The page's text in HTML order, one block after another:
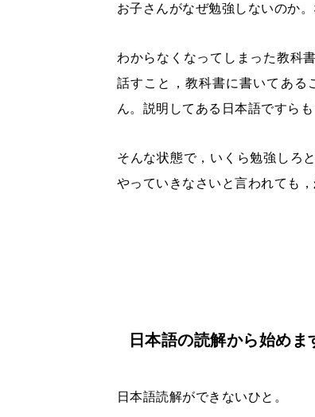
お子さんがなぜ勉強しないのか
わからなくなってしまった教科
話すこと，教科書に書いてある
ん。説明してある日本語ですら
そんな状態で，いくら勉強しろ
やっていきなさいと言われても，
日本語の読解から始めま
日本語読解ができないひと。